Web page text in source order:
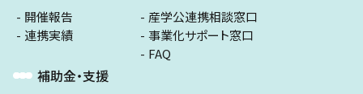
開催報告
連携実績
補助金・支援
産学公連携相談窓口
事業化サポート窓口
FAQ